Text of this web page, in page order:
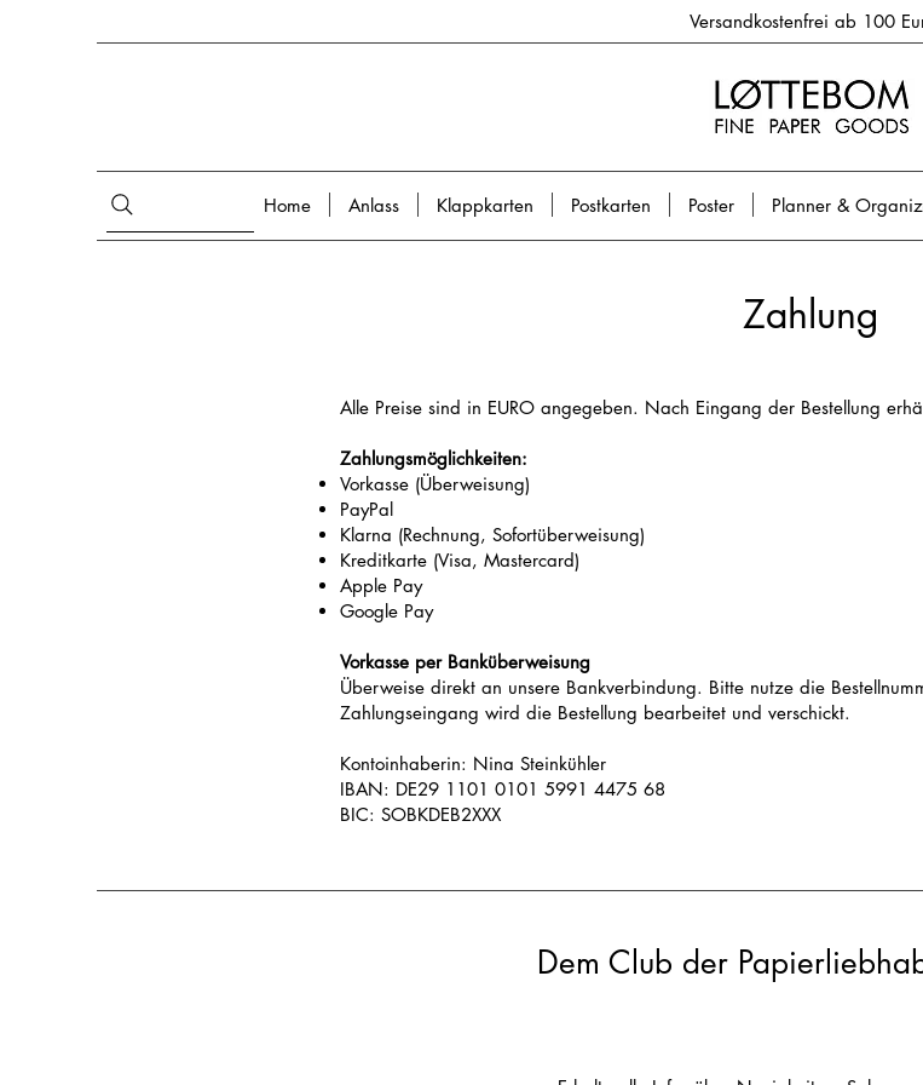
Versandkostenfrei ab 100
Home Anlass Klappkarten Postkarten Poster Planner &
Zahlung
Alle Preise sind in EURO angegeben. Nach Eingang der Bestellung
Zahlungsmöglichkeiten:
Vorkasse (Überweisung)
PayPal
Klarna (Rechnung, Sofortüberweisung)
Kreditkarte (Visa, Mastercard)
Apple Pay
Google Pay
Vorkasse per Banküberweisung
Überweise direkt an unsere Bankverbindung. Bitte nutze die
Zahlungseingang wird die Bestellung bearbeitet und verschickt.
Kontoinhaberin: Nina Steinkühler
IBAN: DE29 1101 0101 5991 4475 68
BIC: SOBKDEB2XXX
Dem Club der